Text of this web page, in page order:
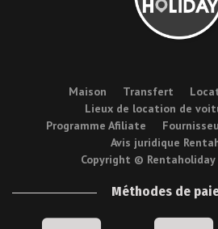
Maison Transfert
Lieux de location de
Programme Afiliate
Avis juridique
Copyright © Rentaholiday
Méthodes de